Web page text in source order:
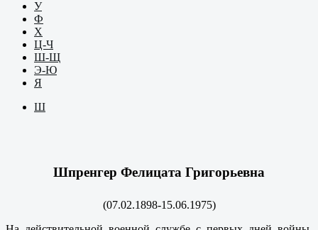
У
Ф
Х
Ц-Ч
Ш-Щ
Э-Ю
Я
Ш
Шпренгер Фелицата Григорьевна
(07.02.1898-15.06.1975)